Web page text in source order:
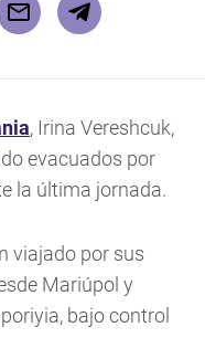
, Irina Vereshcuk,
evacuados por
la última jornada.
viajado por sus
Mariúpol y
bajo control